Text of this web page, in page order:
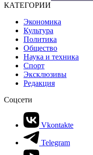
КАТЕГОРИИ
Экономика
Культура
Политика
Общество
Наука и техника
Спорт
Эксклюзивы
Редакция
Соцсети
Vkontakte
Telegram